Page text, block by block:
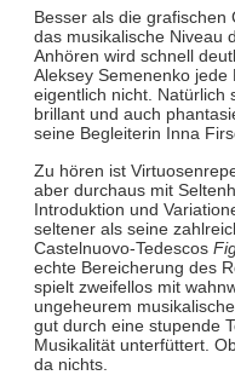
Besser als die grafischen
das musikalische Niveau
Anhören wird schnell
Aleksey Semenenko
eigentlich nicht. Natürlich
brillant und auch
seine Begleiterin Inna
Zu hören ist
aber durchaus mit
Introduktion und
seltener als seine
Castelnuovo-Tedescos
echte Bereicherung des
spielt zweifellos mit
ungeheurem
gut durch eine stupende
Musikalität unterfüttert.
da nichts.